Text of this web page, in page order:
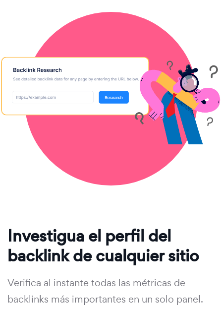
Investigua el perfil del
backlink de cualquier sitio
Verifica al instante todas las métricas de
backlinks más importantes en un solo panel.